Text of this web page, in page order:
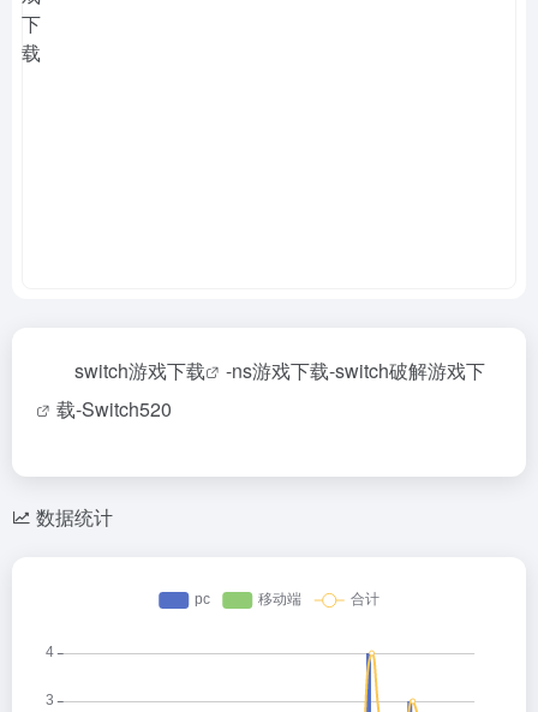
switch游戏下载 -ns游戏下载-switch破解游戏下
载-Switch520
数据统计